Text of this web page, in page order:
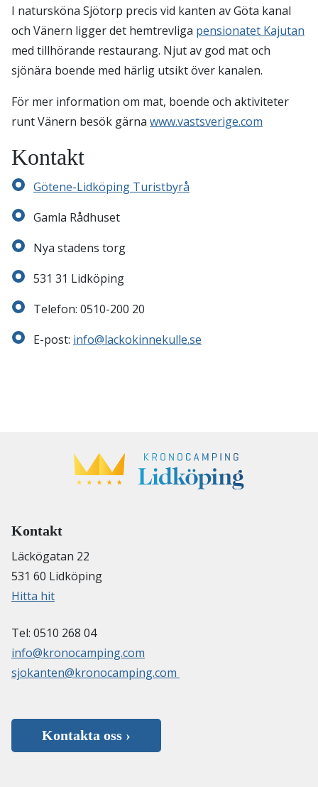
I natursköna Sjötorp precis vid kanten av Göta kanal
och Vänern ligger det hemtrevliga pensionatet Kajutan
med tillhörande restaurang. Njut av god mat och
sjönära boende med härlig utsikt över kanalen.
För mer information om mat, boende och aktiviteter
runt Vänern besök gärna www.vastsverige.com
Kontakt
Götene-Lidköping Turistbyrå
Gamla Rådhuset
Nya stadens torg
531 31 Lidköping
Telefon: 0510-200 20
E-post: info@lackokinnekulle.se
Kontakt
Läckögatan 22
531 60 Lidköping
Hitta hit
Tel: 0510 268 04
info@kronocamping.com
sjokanten@kronocamping.com
Kontakta oss ›